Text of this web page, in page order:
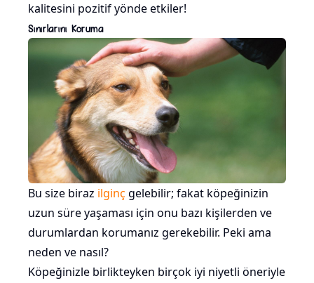
kalitesini pozitif yönde etkiler!
Sınırlarını Koruma
Bu size biraz ilginç gelebilir; fakat köpeğinizin
uzun süre yaşaması için onu bazı kişilerden ve
durumlardan korumanız gerekebilir. Peki ama
neden ve nasıl?
Köpeğinizle birlikteyken birçok iyi niyetli öneriyle